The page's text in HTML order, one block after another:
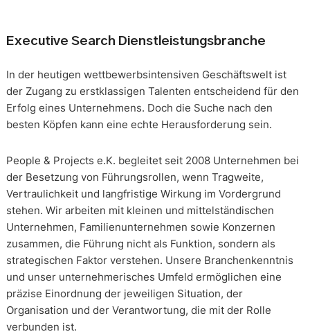
Executive Search Dienstleistungsbranche
In der heutigen wettbewerbsintensiven Geschäftswelt ist
der Zugang zu erstklassigen Talenten entscheidend für den
Erfolg eines Unternehmens. Doch die Suche nach den
besten Köpfen kann eine echte Herausforderung sein.
People & Projects e.K. begleitet seit 2008 Unternehmen bei
der Besetzung von Führungsrollen, wenn Tragweite,
Vertraulichkeit und langfristige Wirkung im Vordergrund
stehen. Wir arbeiten mit kleinen und mittelständischen
Unternehmen, Familienunternehmen sowie Konzernen
zusammen, die Führung nicht als Funktion, sondern als
strategischen Faktor verstehen. Unsere Branchenkenntnis
und unser unternehmerisches Umfeld ermöglichen eine
präzise Einordnung der jeweiligen Situation, der
Organisation und der Verantwortung, die mit der Rolle
verbunden ist.